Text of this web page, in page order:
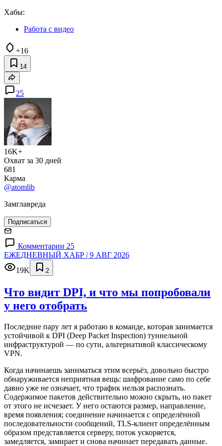
Хабы:
Работа с видео
+16
14
25
16K+
Охват за 30 дней
681
Карма
@atomlib
Замглавреда
Подписаться
Комментарии 25
ЕЖЕДНЕВНЫЙ ХАБР | 9 АВГ 2026
19K
2
Что видит DPI, и что мы попробовали
у него отобрать
Последние пару лет я работаю в команде, которая занимается
устойчивой к DPI (Deep Packet Inspection) туннельной
инфраструктурой — по сути, альтернативой классическому
VPN.
Когда начинаешь заниматься этим всерьёз, довольно быстро
обнаруживается неприятная вещь: шифрование само по себе
давно уже не означает, что трафик нельзя распознать.
Содержимое пакетов действительно можно скрыть, но пакет
от этого не исчезает. У него остаются размер, направление,
время появления; соединение начинается с определённой
последовательности сообщений, TLS-клиент определённым
образом представляется серверу, поток ускоряется,
замедляется, замирает и снова начинает передавать данные.